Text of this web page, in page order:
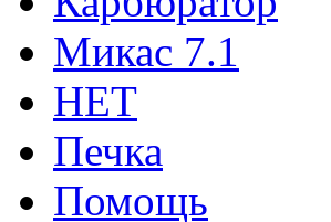
Микас 7.1
НЕТ
Печка
Помощь